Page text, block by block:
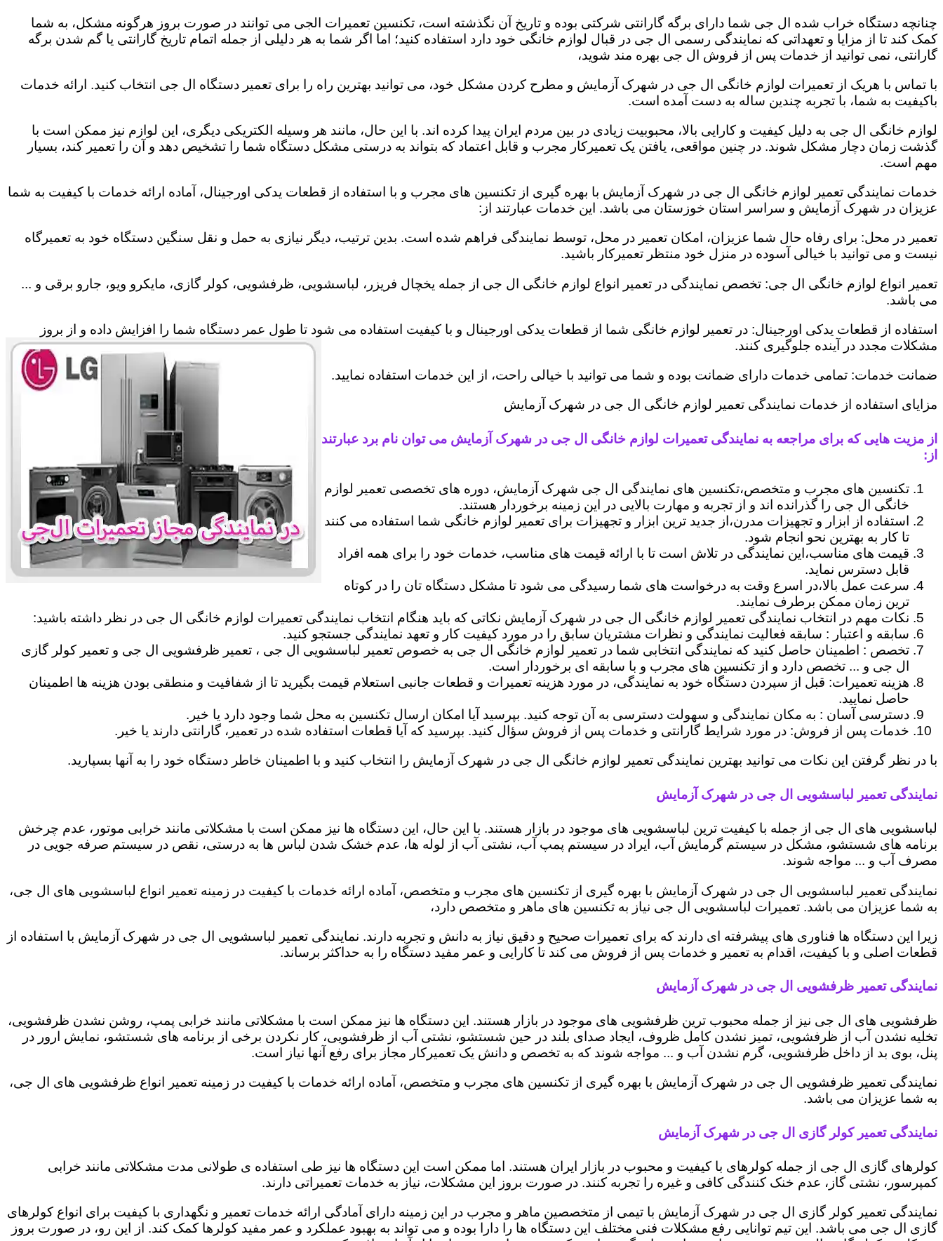
چنانچه دستگاه خراب شده ال جی شما دارای برگه گارانتی شرکتی بوده و تاریخ آن نگذشته است، تکنسین تعمیرات الجی می توانند در صورت بروز هرگونه مشکل، به شما
کمک کند تا از مزایا و تعهداتی که نمایندگی رسمی ال جی در قبال لوازم خانگی خود دارد استفاده کنید؛ اما اگر شما به هر دلیلی از جمله اتمام تاریخ گارانتی یا گم شدن برگه
گارانتی، نمی توانید از خدمات پس از فروش ال جی بهره مند شوید،
با تماس با هریک از تعمیرات لوازم خانگی ال جی در شهرک آزمایش و مطرح کردن مشکل خود، می توانید بهترین راه را برای تعمیر دستگاه ال جی انتخاب کنید. ارائه خدمات
باکیفیت به شما، با تجربه چندین ساله به دست آمده است.
لوازم خانگی ال جی به دلیل کیفیت و کارایی بالا، محبوبیت زیادی در بین مردم ایران پیدا کرده اند. با این حال، مانند هر وسیله الکتریکی دیگری، این لوازم نیز ممکن است با
گذشت زمان دچار مشکل شوند. در چنین مواقعی، یافتن یک تعمیرکار مجرب و قابل اعتماد که بتواند به درستی مشکل دستگاه شما را تشخیص دهد و آن را تعمیر کند، بسیار
مهم است.
خدمات نمایندگی تعمیر لوازم خانگی ال جی در شهرک آزمایش با بهره گیری از تکنسین های مجرب و با استفاده از قطعات یدکی اورجینال، آماده ارائه خدمات با کیفیت به شما
عزیزان در شهرک آزمایش و سراسر استان خوزستان می باشد. این خدمات عبارتند از:
تعمیر در محل: برای رفاه حال شما عزیزان، امکان تعمیر در محل، توسط نمایندگی فراهم شده است. بدین ترتیب، دیگر نیازی به حمل و نقل سنگین دستگاه خود به تعمیرگاه
نیست و می توانید با خیالی آسوده در منزل خود منتظر تعمیرکار باشید.
تعمیر انواع لوازم خانگی ال جی: تخصص نمایندگی در تعمیر انواع لوازم خانگی ال جی از جمله یخچال فریزر، لباسشویی، ظرفشویی، کولر گازی، مایکرو ویو، جارو برقی و ...
می باشد.
استفاده از قطعات یدکی اورجینال: در تعمیر لوازم خانگی شما از قطعات یدکی اورجینال و با کیفیت استفاده می شود تا طول عمر دستگاه شما را افزایش داده و از بروز
مشکلات مجدد در آینده جلوگیری کنند.
ضمانت خدمات: تمامی خدمات دارای ضمانت بوده و شما می توانید با خیالی راحت، از این خدمات استفاده نمایید.
مزایای استفاده از خدمات نمایندگی تعمیر لوازم خانگی ال جی در شهرک آزمایش
از مزیت هایی که برای مراجعه به نمایندگی تعمیرات لوازم خانگی ال جی در شهرک آزمایش می توان نام برد عبارتند
از:
تکنسین های مجرب و متخصص،تکنسین های نمایندگی ال جی شهرک آزمایش، دوره های تخصصی تعمیر لوازم
خانگی ال جی را گذرانده اند و از تجربه و مهارت بالایی در این زمینه برخوردار هستند.
استفاده از ابزار و تجهیزات مدرن،از جدید ترین ابزار و تجهیزات برای تعمیر لوازم خانگی شما استفاده می کنند
تا کار به بهترین نحو انجام شود.
قیمت های مناسب،این نمایندگی در تلاش است تا با ارائه قیمت های مناسب، خدمات خود را برای همه افراد
قابل دسترس نماید.
سرعت عمل بالا،در اسرع وقت به درخواست های شما رسیدگی می شود تا مشکل دستگاه تان را در کوتاه
ترین زمان ممکن برطرف نمایند.
نکات مهم در انتخاب نمایندگی تعمیر لوازم خانگی ال جی در شهرک آزمایش نکاتی که باید هنگام انتخاب نمایندگی تعمیرات لوازم خانگی ال جی در نظر داشته باشید:
سابقه و اعتبار : سابقه فعالیت نمایندگی و نظرات مشتریان سابق را در مورد کیفیت کار و تعهد نمایندگی جستجو کنید.
تخصص : اطمینان حاصل کنید که نمایندگی انتخابی شما در تعمیر لوازم خانگی ال جی به خصوص تعمیر لباسشویی ال جی ، تعمیر ظرفشویی ال جی و تعمیر کولر گازی
ال جی و ... تخصص دارد و از تکنسین های مجرب و با سابقه ای برخوردار است.
هزینه تعمیرات: قبل از سپردن دستگاه خود به نمایندگی، در مورد هزینه تعمیرات و قطعات جانبی استعلام قیمت بگیرید تا از شفافیت و منطقی بودن هزینه ها اطمینان
حاصل نمایید.
دسترسی آسان : به مکان نمایندگی و سهولت دسترسی به آن توجه کنید. بپرسید آیا امکان ارسال تکنسین به محل شما وجود دارد یا خیر.
خدمات پس از فروش: در مورد شرایط گارانتی و خدمات پس از فروش سؤال کنید. بپرسید که آیا قطعات استفاده شده در تعمیر، گارانتی دارند یا خیر.
با در نظر گرفتن این نکات می توانید بهترین نمایندگی تعمیر لوازم خانگی ال جی در شهرک آزمایش را انتخاب کنید و با اطمینان خاطر دستگاه خود را به آنها بسپارید.
نمایندگی تعمیر لباسشویی ال جی در شهرک آزمایش
لباسشویی های ال جی از جمله با کیفیت ترین لباسشویی های موجود در بازار هستند. با این حال، این دستگاه ها نیز ممکن است با مشکلاتی مانند خرابی موتور، عدم چرخش
برنامه های شستشو، مشکل در سیستم گرمایش آب، ایراد در سیستم پمپ آب، نشتی آب از لوله ها، عدم خشک شدن لباس ها به درستی، نقص در سیستم صرفه جویی در
مصرف آب و ... مواجه شوند.
نمایندگی تعمیر لباسشویی ال جی در شهرک آزمایش با بهره گیری از تکنسین های مجرب و متخصص، آماده ارائه خدمات با کیفیت در زمینه تعمیر انواع لباسشویی های ال جی،
به شما عزیزان می باشد. تعمیرات لباسشویی ال جی نیاز به تکنسین های ماهر و متخصص دارد،
زیرا این دستگاه ها فناوری های پیشرفته ای دارند که برای تعمیرات صحیح و دقیق نیاز به دانش و تجربه دارند. نمایندگی تعمیر لباسشویی ال جی در شهرک آزمایش با استفاده از
قطعات اصلی و با کیفیت، اقدام به تعمیر و خدمات پس از فروش می کند تا کارایی و عمر مفید دستگاه را به حداکثر برساند.
نمایندگی تعمیر ظرفشویی ال جی در شهرک آزمایش
ظرفشویی های ال جی نیز از جمله محبوب ترین ظرفشویی های موجود در بازار هستند. این دستگاه ها نیز ممکن است با مشکلاتی مانند خرابی پمپ، روشن نشدن ظرفشویی،
تخلیه نشدن آب از ظرفشویی، تمیز نشدن کامل ظروف، ایجاد صدای بلند در حین شستشو، نشتی آب از ظرفشویی، کار نکردن برخی از برنامه های شستشو، نمایش ارور در
پنل، بوی بد از داخل ظرفشویی، گرم نشدن آب و ... مواجه شوند که به تخصص و دانش یک تعمیرکار مجاز برای رفع آنها نیاز است.
نمایندگی تعمیر ظرفشویی ال جی در شهرک آزمایش با بهره گیری از تکنسین های مجرب و متخصص، آماده ارائه خدمات با کیفیت در زمینه تعمیر انواع ظرفشویی های ال جی،
به شما عزیزان می باشد.
نمایندگی تعمیر کولر گازی ال جی در شهرک آزمایش
کولرهای گازی ال جی از جمله کولرهای با کیفیت و محبوب در بازار ایران هستند. اما ممکن است این دستگاه ها نیز طی استفاده ی طولانی مدت مشکلاتی مانند خرابی
کمپرسور، نشتی گاز، عدم خنک کنندگی کافی و غیره را تجربه کنند. در صورت بروز این مشکلات، نیاز به خدمات تعمیراتی دارند.
نمایندگی تعمیر کولر گازی ال جی در شهرک آزمایش با تیمی از متخصصین ماهر و مجرب در این زمینه دارای آمادگی ارائه خدمات تعمیر و نگهداری با کیفیت برای انواع کولرهای
گازی ال جی می باشد. این تیم توانایی رفع مشکلات فنی مختلف این دستگاه ها را دارا بوده و می تواند به بهبود عملکرد و عمر مفید کولرها کمک کند. از این رو، در صورت بروز